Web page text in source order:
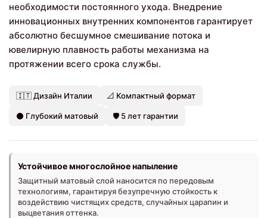
необходимости постоянного ухода. Внедрение
инновационных внутренних компонентов гарантирует
абсолютно бесшумное смешивание потока и
ювелирную плавность работы механизма на
протяжении всего срока службы.
🇮🇹 Дизайн Италии 📐 Компактный формат
⚫ Глубокий матовый 🛡️ 5 лет гарантии
Устойчивое многослойное напыление
Защитный матовый слой наносится по передовым
технологиям, гарантируя безупречную стойкость к
воздействию чистящих средств, случайных царапин и
выцветания оттенка.